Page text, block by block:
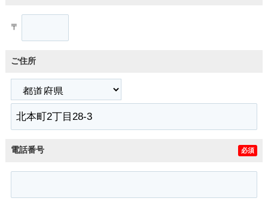
〒
ご住所
電話番号 必須